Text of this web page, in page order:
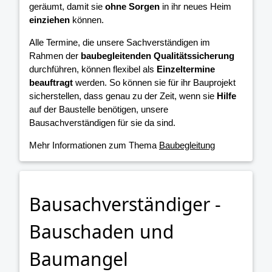
geräumt, damit sie ohne Sorgen in ihr neues Heim
einziehen können.
Alle Termine, die unsere Sachverständigen im
Rahmen der baubegleitenden Qualitätssicherung
durchführen, können flexibel als Einzeltermine
beauftragt werden. So können sie für ihr Bauprojekt
sicherstellen, dass genau zu der Zeit, wenn sie Hilfe
auf der Baustelle benötigen, unsere
Bausachverständigen für sie da sind.
Mehr Informationen zum Thema Baubegleitung
Bausachverständiger -
Bauschaden und
Baumangel